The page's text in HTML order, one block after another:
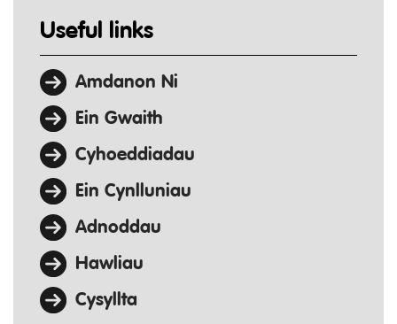
Useful links
Amdanon Ni
Ein Gwaith
Cyhoeddiadau
Ein Cynlluniau
Adnoddau
Hawliau
Cysyllta